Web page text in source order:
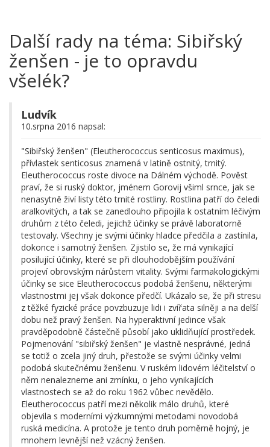
Další rady na téma: Sibiřský
ženšen - je to opravdu
všelék?
Ludvík
10.srpna 2016 napsal:
"Sibiřský ženšen" (Eleutherococcus senticosus maximus),
přívlastek senticosus znamená v latině ostnitý, trnitý.
Eleutherococcus roste divoce na Dálném východě. Pověst
praví, že si ruský doktor, jménem Gorovij všiml srnce, jak se
nenasytně živí listy této trnité rostliny. Rostlina patří do čeledi
aralkovitých, a tak se zanedlouho připojila k ostatním léčivým
druhům z této čeledi, jejichž účinky se právě laboratorně
testovaly. Všechny je svými účinky hladce předčila a zastínila,
dokonce i samotný ženšen. Zjistilo se, že má vynikající
posilující účinky, které se při dlouhodobějším používání
projeví obrovským nárůstem vitality. Svými farmakologickými
účinky se sice Eleutherococcus podobá ženšenu, některými
vlastnostmi jej však dokonce předčí. Ukázalo se, že při stresu
z těžké fyzické práce povzbuzuje lidi i zvířata silněji a na delší
dobu než pravý ženšen. Na hyperaktivní jedince však
pravděpodobně částečně působí jako uklidňující prostředek.
Pojmenování "sibiřský ženšen" je vlastně nesprávné, jedná
se totiž o zcela jiný druh, přestože se svými účinky velmi
podobá skutečnému ženšenu. V ruském lidovém léčitelství o
něm nenalezneme ani zmínku, o jeho vynikajících
vlastnostech se až do roku 1962 vůbec nevědělo.
Eleutherococcus patří mezi několik málo druhů, které
objevila s moderními výzkumnými metodami novodobá
ruská medicína. A protože je tento druh poměrně hojný, je
mnohem levnější než vzácný ženšen.